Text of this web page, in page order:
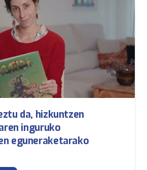
da, hizkuntzen
inguruko
eguneraketarako